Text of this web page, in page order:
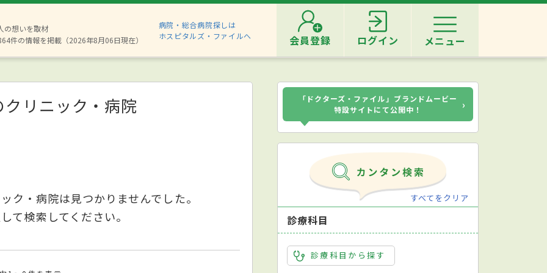
の想いを取材
件の情報を掲載（2026年8月06日現在）
病院・総合病院探しは
ホスピタルズ・ファイルへ
会員登録 ログイン メニュー
クリニック・病院
ク・病院は見つかりませんでした。
て検索してください。
「ドクターズ・ファイル」ブランドムービー
特設サイトにて公開中！
›
すべてをクリア
診療科目
診療科目から探す